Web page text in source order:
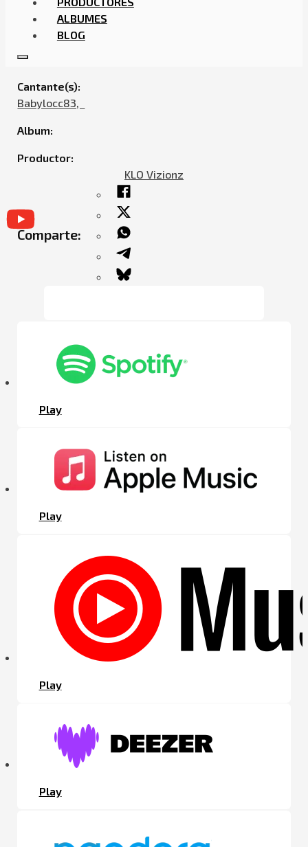
ALBUMES
BLOG
Cantante(s):
Babylocc83,ㅤㅤ
Album:
Productor:
KLO Vizionz
Comparte:
Play
Play
Play
Play